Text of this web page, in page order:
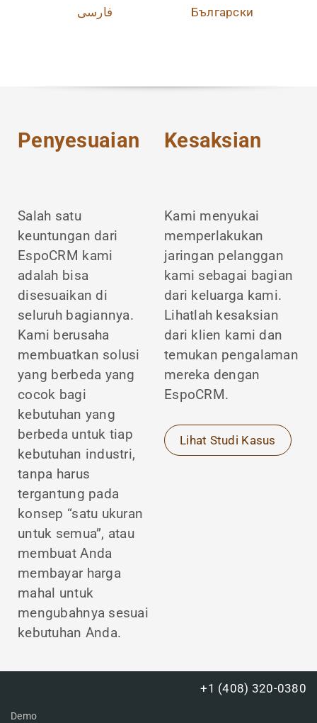
فارسی Български
Penyesuaian
Salah satu
keuntungan dari
EspoCRM kami
adalah bisa
disesuaikan di
seluruh bagiannya.
Kami berusaha
membuatkan solusi
yang berbeda yang
cocok bagi
kebutuhan yang
berbeda untuk tiap
kebutuhan industri,
tanpa harus
tergantung pada
konsep “satu ukuran
untuk semua”, atau
membuat Anda
membayar harga
mahal untuk
mengubahnya sesuai
kebutuhan Anda.
Kesaksian
Kami menyukai
memperlakukan
jaringan pelanggan
kami sebagai bagian
dari keluarga kami.
Lihatlah kesaksian
dari klien kami dan
temukan pengalaman
mereka dengan
EspoCRM.
Lihat Studi Kasus
+1 (408) 320-0380
Demo